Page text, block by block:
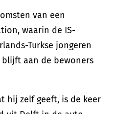
van een
waarin de IS-
Turkse jongeren
aan de bewoners
hij zelf geeft, is de keer